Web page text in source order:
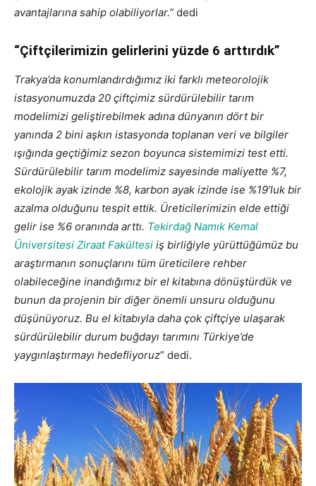
avantajlarına sahip olabiliyorlar.” dedi
“Çiftçilerimizin gelirlerini yüzde 6 arttırdık”
Trakya’da konumlandırdığımız iki farklı meteorolojik
istasyonumuzda 20 çiftçimiz sürdürülebilir tarım
modelimizi geliştirebilmek adına dünyanın dört bir
yanında 2 bini aşkın istasyonda toplanan veri ve bilgiler
ışığında geçtiğimiz sezon boyunca sistemimizi test etti.
Sürdürülebilir tarım modelimiz sayesinde maliyette %7,
ekolojik ayak izinde %8, karbon ayak izinde ise %19’luk bir
azalma olduğunu tespit ettik. Üreticilerimizin elde ettiği
gelir ise %6 oranında arttı. Tekirdağ Namık Kemal
Üniversitesi Ziraat Fakültesi iş birliğiyle yürüttüğümüz bu
araştırmanın sonuçlarını tüm üreticilere rehber
olabileceğine inandığımız bir el kitabına dönüştürdük ve
bunun da projenin bir diğer önemli unsuru olduğunu
düşünüyoruz. Bu el kitabıyla daha çok çiftçiye ulaşarak
sürdürülebilir durum buğdayı tarımını Türkiye’de
yaygınlaştırmayı hedefliyoruz” dedi.